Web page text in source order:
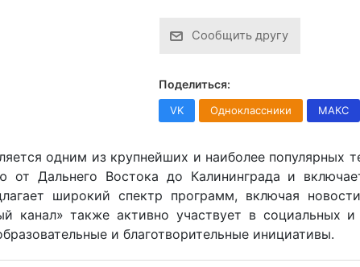
Сообщить другу
Поделиться:
VK Одноклассники МАКС
одним из крупнейших и наиболее популярных
от Дальнего Востока до Калининграда и
широкий спектр программ, включая
канал» также активно участвует в социальных и
и благотворительные инициативы.